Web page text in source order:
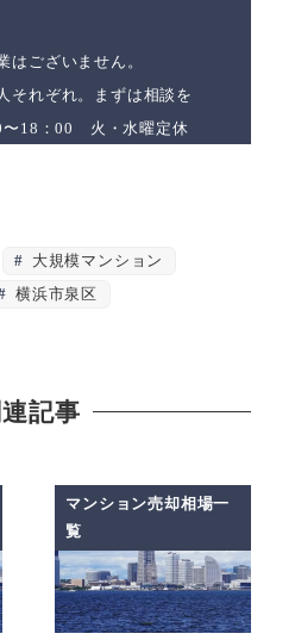
はございません。
それぞれ。まずは相談を
〜18：00 火・水曜定休
大規模マンション
横浜市泉区
連記事
マンション売却相場一
覧